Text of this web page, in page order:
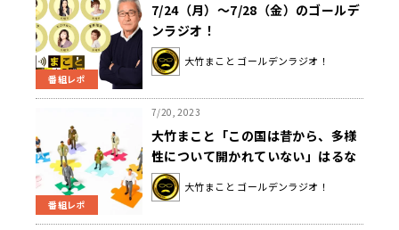
番組レポ
7/24（月）～7/28（金）のゴールデ
ンラジオ！
大竹まこと ゴールデンラジオ！
番組レポ
7/20, 2023
大竹まこと「この国は昔から、多様
性について開かれていない」はるな
愛「変化を恐れているような」
大竹まこと ゴールデンラジオ！